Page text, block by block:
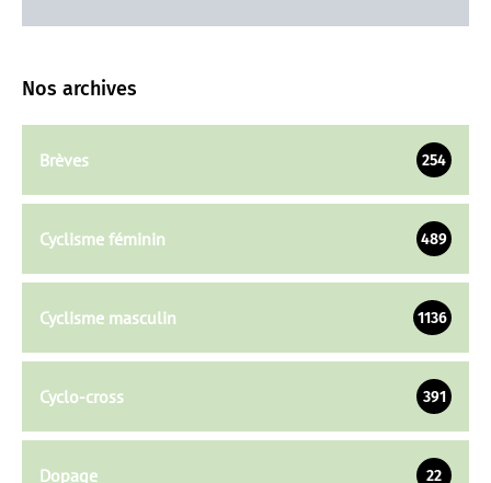
Nos archives
Brèves 254
Cyclisme féminin 489
Cyclisme masculin 1136
Cyclo-cross 391
Dopage 22